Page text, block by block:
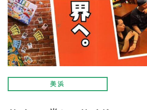
美浜